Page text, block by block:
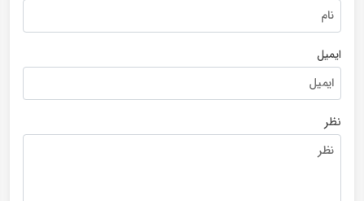
ایمیل
نظر